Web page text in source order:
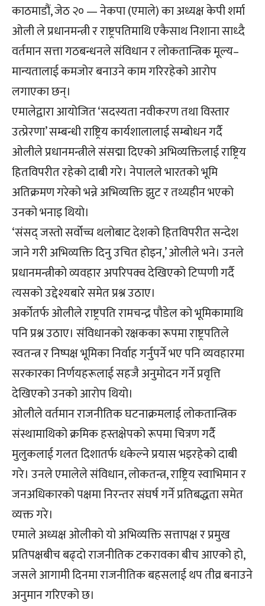
काठमाडौं, जेठ २० — नेकपा (एमाले) का अध्यक्ष केपी शर्मा
ओली ले प्रधानमन्त्री र राष्ट्रपतिमाथि एकैसाथ निशाना साध्दै
वर्तमान सत्ता गठबन्धनले संविधान र लोकतान्त्रिक मूल्य–
मान्यतालाई कमजोर बनाउने काम गरिरहेको आरोप
लगाएका छन्।
एमालेद्वारा आयोजित ‘सदस्यता नवीकरण तथा विस्तार
उत्प्रेरणा’ सम्बन्धी राष्ट्रिय कार्यशालालाई सम्बोधन गर्दै
ओलीले प्रधानमन्त्रीले संसद्मा दिएको अभिव्यक्तिलाई राष्ट्रिय
हितविपरीत रहेको दाबी गरे। नेपालले भारतको भूमि
अतिक्रमण गरेको भन्ने अभिव्यक्ति झुट र तथ्यहीन भएको
उनको भनाइ थियो।
‘संसद् जस्तो सर्वोच्च थलोबाट देशको हितविपरीत सन्देश
जाने गरी अभिव्यक्ति दिनु उचित होइन,’ ओलीले भने। उनले
प्रधानमन्त्रीको व्यवहार अपरिपक्व देखिएको टिप्पणी गर्दै
त्यसको उद्देश्यबारे समेत प्रश्न उठाए।
अर्कोतर्फ ओलीले राष्ट्रपति रामचन्द्र पौडेल को भूमिकामाथि
पनि प्रश्न उठाए। संविधानको रक्षकका रूपमा राष्ट्रपतिले
स्वतन्त्र र निष्पक्ष भूमिका निर्वाह गर्नुपर्ने भए पनि व्यवहारमा
सरकारका निर्णयहरूलाई सहजै अनुमोदन गर्ने प्रवृत्ति
देखिएको उनको आरोप थियो।
ओलीले वर्तमान राजनीतिक घटनाक्रमलाई लोकतान्त्रिक
संस्थामाथिको क्रमिक हस्तक्षेपको रूपमा चित्रण गर्दै
मुलुकलाई गलत दिशातर्फ धकेल्ने प्रयास भइरहेको दाबी
गरे। उनले एमालेले संविधान, लोकतन्त्र, राष्ट्रिय स्वाभिमान र
जनअधिकारको पक्षमा निरन्तर संघर्ष गर्ने प्रतिबद्धता समेत
व्यक्त गरे।
एमाले अध्यक्ष ओलीको यो अभिव्यक्ति सत्तापक्ष र प्रमुख
प्रतिपक्षबीच बढ्दो राजनीतिक टकरावका बीच आएको हो,
जसले आगामी दिनमा राजनीतिक बहसलाई थप तीव्र बनाउने
अनुमान गरिएको छ।